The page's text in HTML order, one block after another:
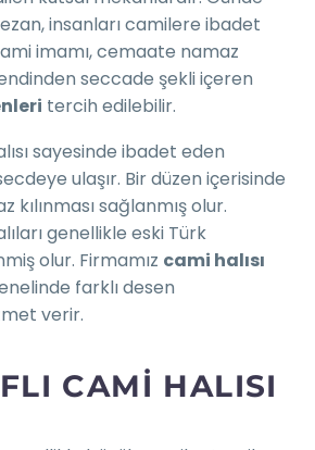
insanları camilere ibadet
imamı, cemaate namaz
seccade şekli içeren
tercih edilebilir.
sayesinde ibadet eden
ulaşır. Bir düzen içerisinde
kılınması sağlanmış olur.
genellikle eski Türk
olur. Firmamız cami halısı
farklı desen
verir.
CAMI HALISI